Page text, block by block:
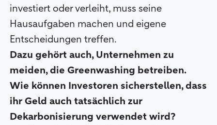
investiert oder verleiht, muss seine
Hausaufgaben machen und eigene
Entscheidungen treffen.
Dazu gehört auch, Unternehmen zu
meiden, die Greenwashing betreiben.
Wie können Investoren sicherstellen, dass
ihr Geld auch tatsächlich zur
Dekarbonisierung verwendet wird?